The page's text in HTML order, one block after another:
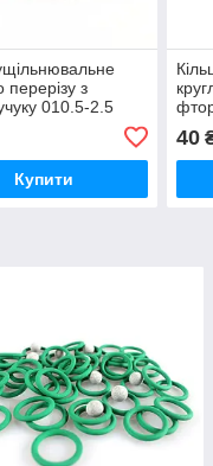
перерізу з
010.5-2.5
Купити
40